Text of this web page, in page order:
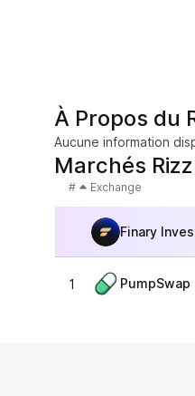
À Propos du
Aucune information
Marchés
# Exchange
Finary
1 PumpSwap